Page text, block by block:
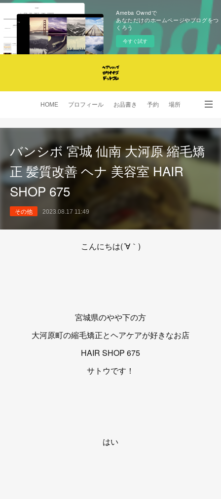
Ameba Owndで
あなただけのホームページやブログをつ
くろう
今すぐ試す
HOME プロフィール お品書き 予約 場所
SNS
バンシボ 宮城 仙南 大河原 縮毛矯
正 髪質改善 ヘナ 美容室 HAIR
SHOP 675
その他 2023.08.17 11:49
こんにちは(´∀｀)
宮城県のやや下の方
大河原町の縮毛矯正とヘアケアが好きなお店
HAIR SHOP 675
サトウです！
はい